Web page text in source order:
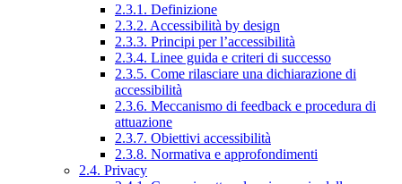
2.3.1. Definizione
2.3.2. Accessibilità by design
2.3.3. Principi per l’accessibilità
2.3.4. Linee guida e criteri di successo
2.3.5. Come rilasciare una dichiarazione di
accessibilità
2.3.6. Meccanismo di feedback e procedura di
attuazione
2.3.7. Obiettivi accessibilità
2.3.8. Normativa e approfondimenti
2.4. Privacy